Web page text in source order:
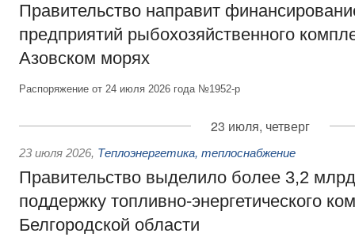
Правительство направит
предприятий рыбохозяйственного
Азовском морях
Распоряжение от 24 июля 2026 года №1952-р
23 июля, четверг
23 июля 2026, Теплоэнергетика, теплоснабжение
Правительство выделило более 3,2
поддержку топливно-энергетического
Белгородской области